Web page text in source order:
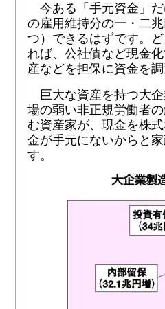
今ある「手元資金」
の雇用維持分の一・二
つ）できるはずです。
れば、公社債など現金
産などを担保に資金を
巨大な資産を持つ大
場の弱い非正規労働者
む資産家が、現金を株
金が手元にないからと
す。